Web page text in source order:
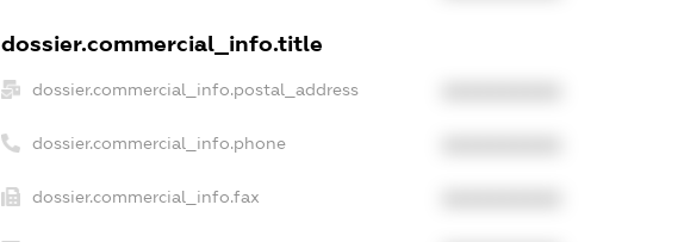
dossier.commercial_info.title
dossier.commercial_info.postal_address
dossier.commercial_info.phone
dossier.commercial_info.fax